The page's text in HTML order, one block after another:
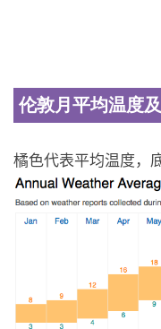
伦敦月平均温度
橘色代表平均温度，